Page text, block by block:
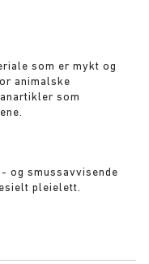
som er mykt og
animalske
som
og smussavvisende
pleielett.